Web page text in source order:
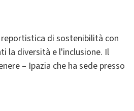
di sostenibilità con
la diversità e l'inclusione. Il
– Ipazia che ha sede presso